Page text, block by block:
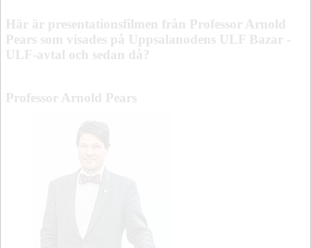
Här är presentationsfilmen från Professor Arnold
Pears som visades på Uppsalanodens ULF Bazar -
ULF-avtal och sedan då?
Professor Arnold Pears